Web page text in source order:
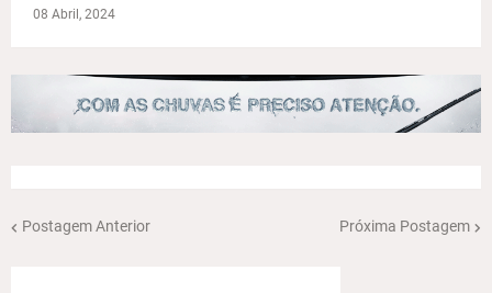
08 Abril, 2024
Postagem Anterior Próxima Postagem